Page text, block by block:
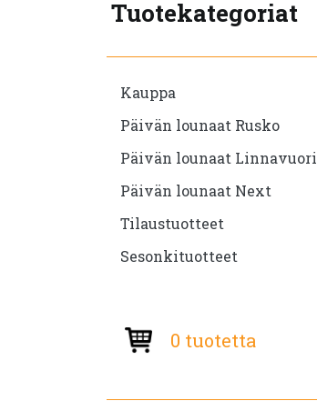
Tuotekategoriat
Kauppa
Päivän lounaat Rusko
Päivän lounaat Linnavuori
Päivän lounaat Next
Tilaustuotteet
Sesonkituotteet
0 tuotetta